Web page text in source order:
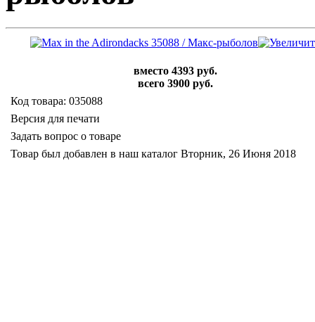
вместо 4393 руб.
всего 3900 руб.
Код товара: 035088
Версия для печати
Задать вопрос о товаре
Товар был добавлен в наш каталог Вторник, 26 Июня 2018